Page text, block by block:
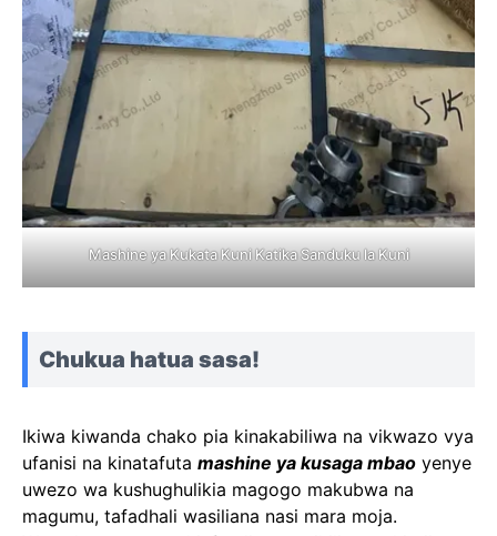
Mashine ya Kukata Kuni Katika Sanduku la Kuni
Chukua hatua sasa!
Ikiwa kiwanda chako pia kinakabiliwa na vikwazo vya
ufanisi na kinatafuta mashine ya kusaga mbao yenye
uwezo wa kushughulikia magogo makubwa na
magumu, tafadhali wasiliana nasi mara moja.